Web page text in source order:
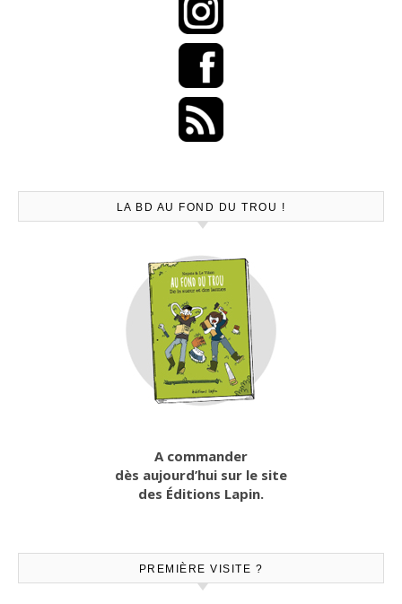
LA BD AU FOND DU TROU !
A commander
dès aujourd’hui sur le site
des Éditions Lapin.
PREMIÈRE VISITE ?